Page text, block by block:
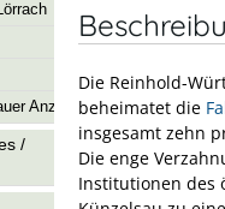
Anzeiger
/
Die Reinhold-
beheimatet die
insgesamt zehn
Die enge
Institutionen des